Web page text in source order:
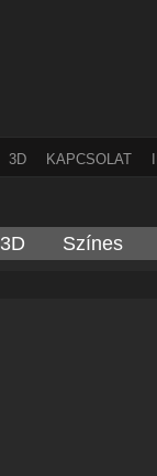
3D KAPCSOLAT
3D Színes